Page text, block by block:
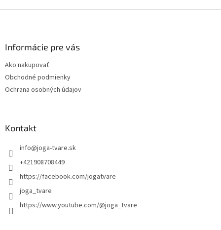
Informácie pre vás
Ako nakupovať
Obchodné podmienky
Ochrana osobných údajov
Kontakt
info@joga-tvare.sk
+421908708449
https://facebook.com/jogatvare
joga_tvare
https://www.youtube.com/@joga_tvare